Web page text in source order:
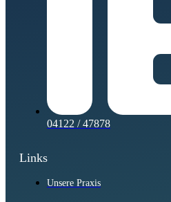
04122 / 47878
Links
Unsere Praxis